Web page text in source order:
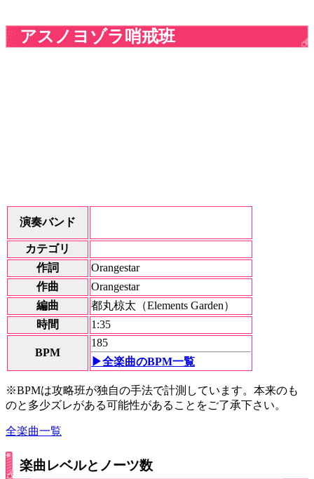
アスノヨゾラ哨戒班
演奏バンド
カテゴリ
作詞
Orangestar
作曲
Orangestar
編曲
都丸椋太（Elements Garden）
時間
1:35
BPM
185
▶全楽曲のBPM一覧
※BPMは攻略班が独自の手法で計測しています。本来のも
のと多少ズレがある可能性があることをご了承下さい。
全楽曲一覧
楽曲レベルとノーツ数